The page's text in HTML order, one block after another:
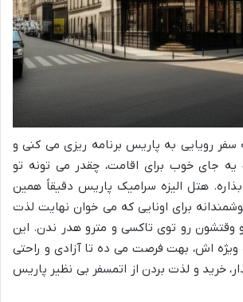
سفر رویایی به پاریس برنامه ریزی می کنی و
یه جای خوب برای اقامت، چقدر می تونه تو
هتل الیزه سرامیک پاریس دقیقاً همین
برای اونایی که می خوان نهایت لذت
وقتشون رو توی تاکسی و مترو هدر ندن. این
ویژه اش، بهت فرصت می ده تا آزادی و راحتی
خرید و لذت بردن از اتمسفر بی نظیر پاریس